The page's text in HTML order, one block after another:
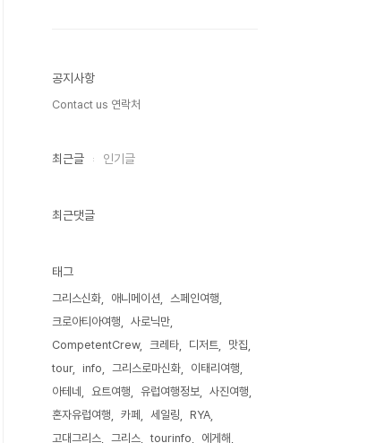
공지사항
Contact us 연락처
최근글 인기글
최근댓글
태그
그리스신화 애니메이션
스페인여행
크로아티아여행
사로닉만
CompetentCrew
크레타 디저트
맛집
tour
info 그리스로마신화
이태리여행
아테네
요트여행 유럽여행정보
사진여행
혼자유럽여행
카페 세일링
RYA
고대그리스
그리스 tourinfo
에게해